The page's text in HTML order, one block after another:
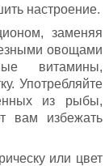
настроение.
заменяя
овощами
витамины,
Употребляйте
из рыбы,
вам избежать
или цвет